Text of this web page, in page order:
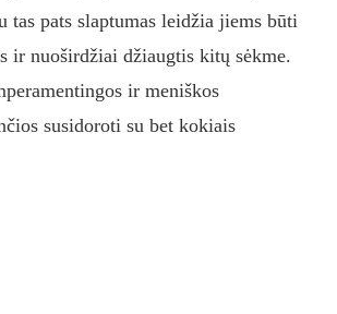
tas pats slaptumas leidžia jiems būti
ir nuoširdžiai džiaugtis kitų sėkme.
ir meniškos
susidoroti su bet kokiais